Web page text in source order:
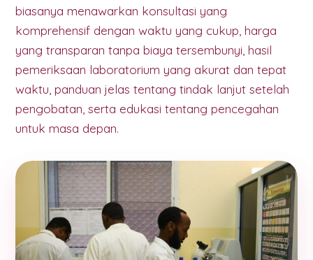
biasanya menawarkan konsultasi yang
komprehensif dengan waktu yang cukup, harga
yang transparan tanpa biaya tersembunyi, hasil
pemeriksaan laboratorium yang akurat dan tepat
waktu, panduan jelas tentang tindak lanjut setelah
pengobatan, serta edukasi tentang pencegahan
untuk masa depan.